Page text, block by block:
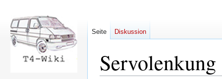
Servolenkung
Seite Diskussion